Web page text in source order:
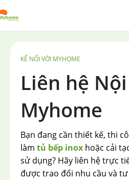
KẾ NỐI VỚI MYHOME
Liên hệ
Myhome
Bạn đang cần thiết kế, thi
làm tủ bếp inox hoặc cải
sử dụng? Hãy liên hệ trực
được trao đổi nhu cầu và